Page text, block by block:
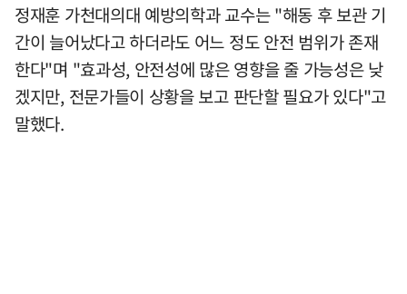
정재훈 가천대의대 예방의학과 교수는 "해동 후 보관 기
간이 늘어났다고 하더라도 어느 정도 안전 범위가 존재
한다"며 "효과성, 안전성에 많은 영향을 줄 가능성은 낮
겠지만, 전문가들이 상황을 보고 판단할 필요가 있다"고
말했다.